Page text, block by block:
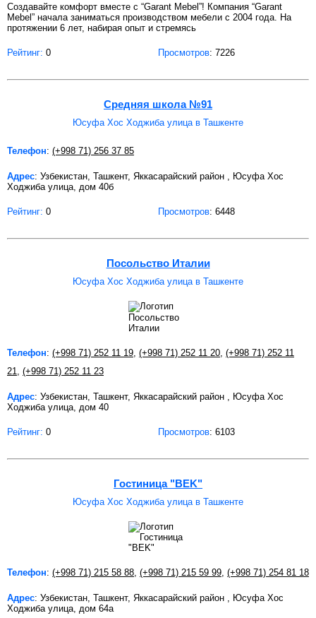
Создавайте комфорт вместе с “Garant Mebel”! Компания “Garant
Mebel” начала заниматься производством мебели с 2004 года. На
протяжении 6 лет, набирая опыт и стремясь
Рейтинг: 0 Просмотров: 7226
Средняя школа №91
Юсуфа Хос Ходжиба улица в Ташкенте
Телефон: (+998 71) 256 37 85
Адрес: Узбекистан, Ташкент, Яккасарайский район , Юсуфа Хос
Ходжиба улица, дом 40б
Рейтинг: 0 Просмотров: 6448
Посольство Италии
Юсуфа Хос Ходжиба улица в Ташкенте
Телефон: (+998 71) 252 11 19 (+998 71) 252 11 20 (+998 71) 252 11
21
(+998 71) 252 11 23
Адрес: Узбекистан, Ташкент, Яккасарайский район , Юсуфа Хос
Ходжиба улица, дом 40
Рейтинг: 0 Просмотров: 6103
Гостиница "BEK"
Юсуфа Хос Ходжиба улица в Ташкенте
Телефон: (+998 71) 215 58 88 (+998 71) 215 59 99 (+998 71) 254 81 18
Адрес: Узбекистан, Ташкент, Яккасарайский район , Юсуфа Хос
Ходжиба улица, дом 64а